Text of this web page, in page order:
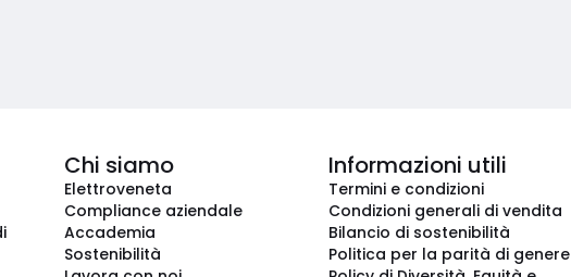
Chi siamo
Elettroveneta
Compliance aziendale
Accademia
Sostenibilità
Informazioni utili
Termini e condizioni
Condizioni generali di vendita
Bilancio di sostenibilità
Politica per la parità di genere